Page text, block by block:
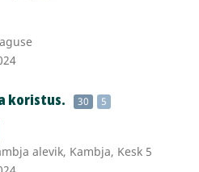
koristus. 30 5
alevik, Kambja, Kesk 5